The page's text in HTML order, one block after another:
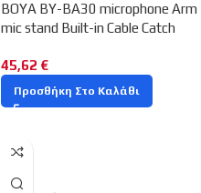
BOYA BY-BA30 microphone Arm
mic stand Built-in Cable Catch
45,62 €
Προσθήκη Στο Καλάθι